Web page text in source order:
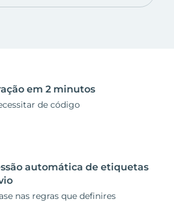
em 2 minutos
de código
automática de etiquetas
nas regras que definires